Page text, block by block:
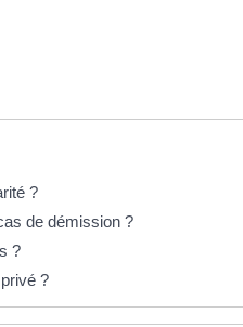
?
de démission ?
?
?